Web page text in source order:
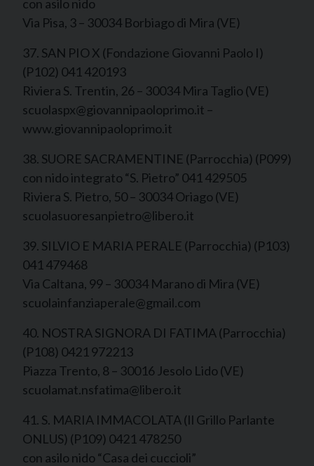
con asilo nido
Via Pisa, 3 – 30034 Borbiago di Mira (VE)
37. SAN PIO X (Fondazione Giovanni Paolo I)
(P102) 041 420193
Riviera S. Trentin, 26 – 30034 Mira Taglio (VE)
scuolaspx@giovannipaoloprimo.it –
www.giovannipaoloprimo.it
38. SUORE SACRAMENTINE (Parrocchia) (P099)
con nido integrato “S. Pietro” 041 429505
Riviera S. Pietro, 50 – 30034 Oriago (VE)
scuolasuoresanpietro@libero.it
39. SILVIO E MARIA PERALE (Parrocchia) (P103)
041 479468
Via Caltana, 99 – 30034 Marano di Mira (VE)
scuolainfanziaperale@gmail.com
40. NOSTRA SIGNORA DI FATIMA (Parrocchia)
(P108) 0421 972213
Piazza Trento, 8 – 30016 Jesolo Lido (VE)
scuolamat.nsfatima@libero.it
41. S. MARIA IMMACOLATA (Il Grillo Parlante
ONLUS) (P109) 0421 478250
con asilo nido “Casa dei cuccioli”